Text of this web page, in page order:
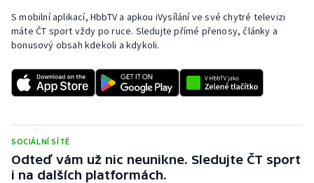
Rychlobruslení
Rychlostní kanoistika
Sportovní střelba
Stolní tenis
S mobilní aplikací, HbbTV a apkou iVysílání ve své chytré televizi
máte ČT sport vždy po ruce. Sledujte přímé přenosy, články a
bonusový obsah kdekoli a kdykoli.
SOCIÁLNÍ SÍTĚ
Odteď vám už nic neunikne. Sledujte ČT sport
i na dalších platformách.